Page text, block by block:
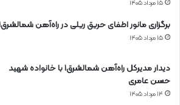
۱۵ مرداد ۱۴۰۵
برگزاری مانور اطفای حریق ریلی در راه‌آهن شمالشرق۱
۱۵ مرداد ۱۴۰۵
دیدار مدیرکل راه‌آهن شمالشرق۱ با خانواده شهید
حسن عامری
۱۴ مرداد ۱۴۰۵